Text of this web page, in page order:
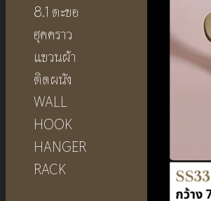
8.1 ตะขอ
ฮุคคราว
แขวนผ้า
ติดผนัง
WALL
HOOK
HANGER
RACK